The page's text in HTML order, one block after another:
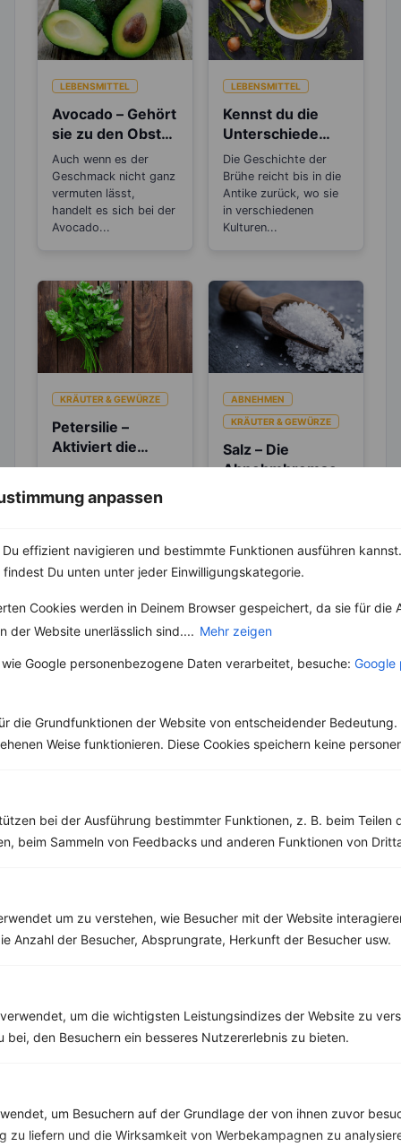
anpassen
effizient navigieren und bestimmte Funktionen ausführen
Du unten unter jeder Einwilligungskategorie.
Cookies werden in Deinem Browser gespeichert, da sie für die
der Website unerlässlich sind.... Mehr zeigen
Google personenbezogene Daten verarbeitet, besuche: Google
die Grundfunktionen der Website von entscheidender Bedeutung.
Weise funktionieren. Diese Cookies speichern keine
bei der Ausführung bestimmter Funktionen, z. B. beim Teilen
beim Sammeln von Feedbacks und anderen Funktionen von
um zu verstehen, wie Besucher mit der Website
Anzahl der Besucher, Absprungrate, Herkunft der Besucher usw.
um die wichtigsten Leistungsindizes der Website zu
bei, den Besuchern ein besseres Nutzererlebnis zu bieten.
um Besuchern auf der Grundlage der von ihnen zuvor
zu liefern und die Wirksamkeit von Werbekampagnen zu
LEBENSMITTEL
Avocado – Gehört
sie zu den Obst-
oder
Gemüsesorten?
Auch wenn es der
Geschmack nicht ganz
vermuten lässt,
handelt es sich bei der
Avocado...
LEBENSMITTEL
Kennst du die
Unterschiede
zwischen Brühe,
Fond und
Bouillon?
Die Geschichte der
Brühe reicht bis in die
Antike zurück, wo sie
in verschiedenen
Kulturen...
KRÄUTER & GEWÜRZE
Petersilie –
Aktiviert die
Entgiftungsarbeit
Blase
Doldenblütler und
eines der
bekanntesten...
ABNEHMEN
KRÄUTER & GEWÜRZE
Salz – Die
Abnehmbremse
nicht mehr weg zu
Eiweiß:4 g
Kohlehydrate:48 g
Rezepte mit 600 bis 700 kcal
Fischsuppe mit Lauch, Möhre und Kohlrabi
Kohlehydrate:58 g